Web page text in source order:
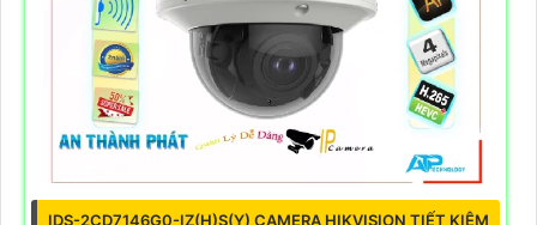
IDS-2CD7146G0-IZ(H)S(Y) CAMERA HIKVISION TIẾT KIỆM